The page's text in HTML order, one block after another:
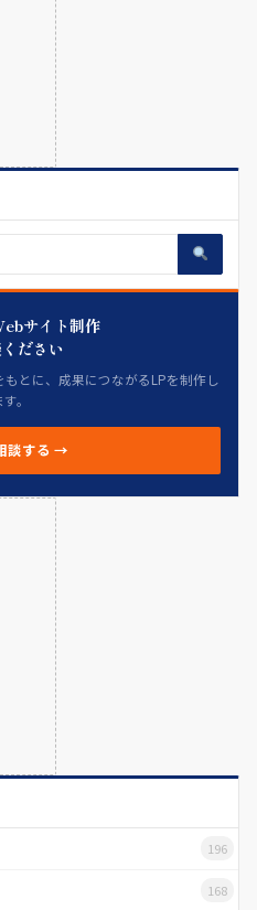
サイト制作
ださい
とに、成果につながるLPを制作し
。
談する →
196
168